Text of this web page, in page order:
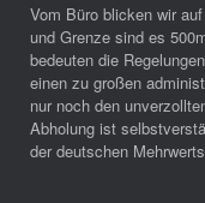
Vom Büro blicken wir
und Grenze sind es
bedeuten die
einen zu großen
nur noch den
Abholung ist
der deutschen